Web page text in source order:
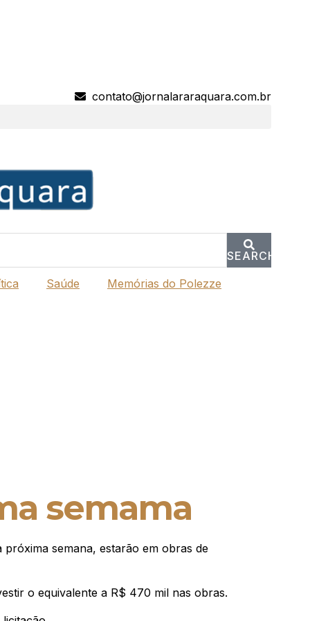
contato@jornalararaquara.com.br
SEARCH
Saúde Memórias do Polezze
semama
semana, estarão em obras de
o equivalente a R$ 470 mil nas obras.